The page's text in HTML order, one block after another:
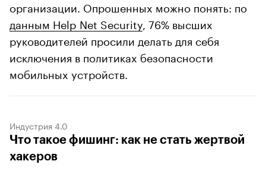
организации. Опрошенных можно понять: по
данным Help Net Security , 76% высших
руководителей просили делать для себя
исключения в политиках безопасности
мобильных устройств.
Индустрия 4.0
Что такое фишинг: как не стать жертвой
хакеров